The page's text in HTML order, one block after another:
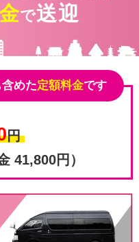
で送迎
めた定額料金です
円
41,800円）